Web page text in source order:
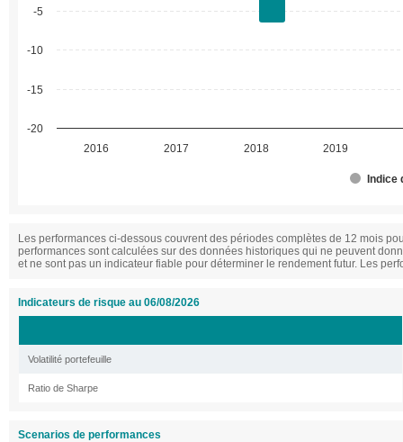
Indice
2016 2017 2018 2019
-20
-15
-10
-5
Les performances ci-dessous couvrent des périodes complètes de 12 mois
performances sont calculées sur des données historiques qui ne peuvent
et ne sont pas un indicateur fiable pour déterminer le rendement futur. Les
Indicateurs de risque au 06/08/2026
Volatilité portefeuille
Ratio de Sharpe
Scenarios de performances